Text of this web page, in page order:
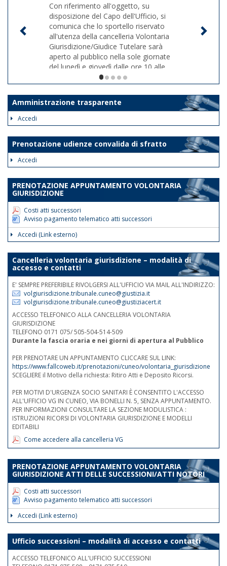
Con riferimento all'oggetto, su
disposizione del Capo dell'Ufficio, si
comunica che lo sportello riservato
all'utenza della cancelleria Volontaria
Giurisdizione/Giudice Tutelare sarà
aperto al pubblico nella sole giornate
del lunedì e giovedì dalle ore 10 alle
ore 12. Le disposizioni suddette
avranno validità dalla data odierna fino
al 30 giugno 2026.
al fine di assicurare la trattazione con
priorità assoluta degli atti indifferibili e
urgenti.
Nelle medesime giornate e fasce
orarie sarà garantita la reperibilità
telefonica ai nn.rr. 0171 075
507/508/514.
1/5
Amministrazione trasparente
Accedi
Prenotazione udienze convalida di sfratto
Accedi
PRENOTAZIONE APPUNTAMENTO VOLONTARIA
GIURISDIZIONE
Costi atti successori
Avviso pagamento telematico atti successori
Accedi (Link esterno)
Cancelleria volontaria giurisdizione – modalità di
accesso e contatti
E' SEMPRE PREFERIBILE RIVOLGERSI ALL'UFFICIO VIA MAIL ALL'INDIRIZZO:
volgiurisdizione.tribunale.cuneo@giustizia.it
volgiurisdizione.tribunale.cuneo@giustiziacert.it
ACCESSO TELEFONICO ALLA CANCELLERIA VOLONTARIA
GIURISDIZIONE
TELEFONO 0171 075/ 505-504-514-509
Durante la fascia oraria e nei giorni di apertura al Pubblico
PER PRENOTARE UN APPUNTAMENTO CLICCARE SUL LINK:
https://www.fallcoweb.it/prenotazioni/cuneo/volontaria_giurisdizione
SCEGLIERE il Motivo della richiesta: Ritiro Atti e Deposito Ricorsi.
PER MOTIVI D'URGENZA SOCIO SANITARI È CONSENTITO L'ACCESSO
ALL'UFFICIO VG IN CUNEO, VIA BONELLI N. 5, SENZA APPUNTAMENTO.
PER INFORMAZIONI CONSULTARE LA SEZIONE MODULISTICA :
ISTRUZIONI RICORSI DI VOLONTARIA GIURISDIZIONE E MODELLI
EDITABILI
Come accedere alla cancelleria VG
PRENOTAZIONE APPUNTAMENTO VOLONTARIA
GIURISDIZIONE ATTI DELLE SUCCESSIONI/ATTI NOTORI
Costi atti successori
Avviso pagamento telematico atti successori
Accedi (Link esterno)
Ufficio successioni – modalità di accesso e contatti
ACCESSO TELEFONICO ALL'UFFICIO SUCCESSIONI